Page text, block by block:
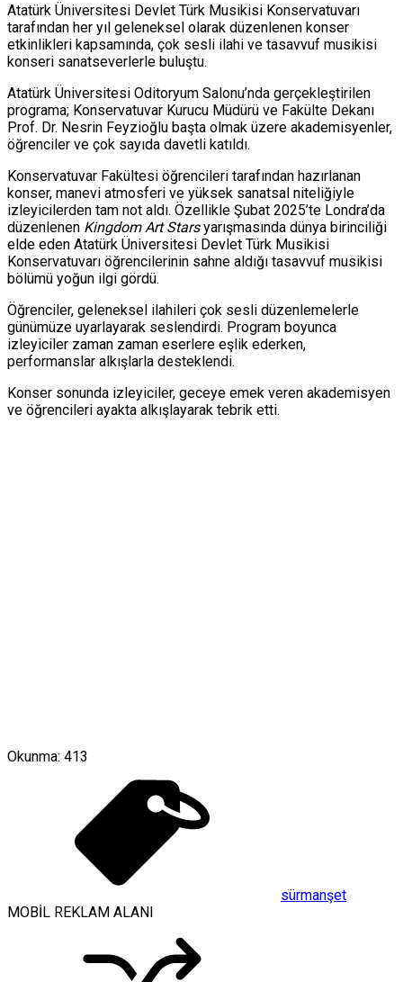
Atatürk Üniversitesi Devlet Türk Musikisi Konservatuvarı
tarafından her yıl geleneksel olarak düzenlenen konser
etkinlikleri kapsamında, çok sesli ilahi ve tasavvuf musikisi
konseri sanatseverlerle buluştu.
Atatürk Üniversitesi Oditoryum Salonu’nda gerçekleştirilen
programa; Konservatuvar Kurucu Müdürü ve Fakülte Dekanı
Prof. Dr. Nesrin Feyzioğlu başta olmak üzere akademisyenler,
öğrenciler ve çok sayıda davetli katıldı.
Konservatuvar Fakültesi öğrencileri tarafından hazırlanan
konser, manevi atmosferi ve yüksek sanatsal niteliğiyle
izleyicilerden tam not aldı. Özellikle Şubat 2025’te Londra’da
düzenlenen Kingdom Art Starsyarışmasında dünya birinciliği
elde eden Atatürk Üniversitesi Devlet Türk Musikisi
Konservatuvarı öğrencilerinin sahne aldığı tasavvuf musikisi
bölümü yoğun ilgi gördü.
Öğrenciler, geleneksel ilahileri çok sesli düzenlemelerle
günümüze uyarlayarak seslendirdi. Program boyunca
izleyiciler zaman zaman eserlere eşlik ederken,
performanslar alkışlarla desteklendi.
Konser sonunda izleyiciler, geceye emek veren akademisyen
ve öğrencileri ayakta alkışlayarak tebrik etti.
Okunma: 413
sürmanşet
MOBİL REKLAM ALANI